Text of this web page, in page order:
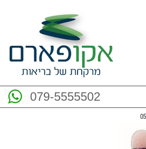
079-5555502